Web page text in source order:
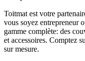
Toitmat est votre
vous soyez entrepreneur
gamme complète: des
et accessoires. Comptez
sur mesure.